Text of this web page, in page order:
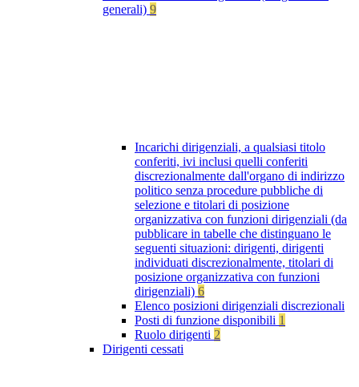
generali) 9
Incarichi dirigenziali, a qualsiasi titolo
conferiti, ivi inclusi quelli conferiti
discrezionalmente dall'organo di indirizzo
politico senza procedure pubbliche di
selezione e titolari di posizione
organizzativa con funzioni dirigenziali (da
pubblicare in tabelle che distinguano le
seguenti situazioni: dirigenti, dirigenti
individuati discrezionalmente, titolari di
posizione organizzativa con funzioni
dirigenziali) 6
Elenco posizioni dirigenziali discrezionali
Posti di funzione disponibili 1
Ruolo dirigenti 2
Dirigenti cessati